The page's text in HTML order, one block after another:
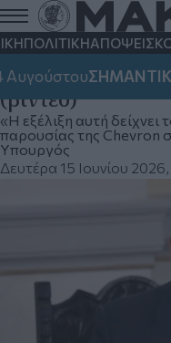
ΠΟΛΙΤΙΚΗΑΠΟΨΕΙΣ
Σ.
Chevron - Προς
συμφωνία για
(βίντεο)
«Η εξέλιξη αυτή δείχνει
παρουσίας της Chevron
Υπουργός
Δευτέρα 15 Ιουνίου 2026,